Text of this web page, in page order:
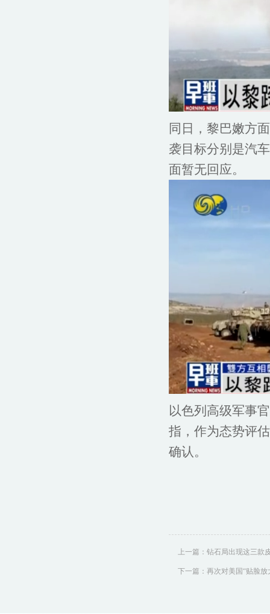
同日，黎巴嫩方
袭目标分别是汽
面暂无回应。
以色列高级军事
指，作为态势评
确认。
上一篇： 钻石局出现这三款
下一篇： 再次对美国“贴脸